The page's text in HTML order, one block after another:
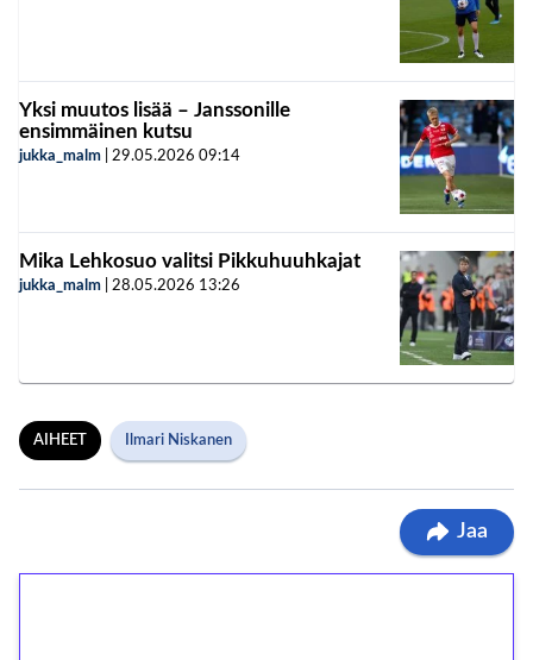
Yksi muutos lisää – Janssonille
ensimmäinen kutsu
jukka_malm 29.05.2026 09:14
Mika Lehkosuo valitsi Pikkuhuuhkajat
jukka_malm 28.05.2026 13:26
AIHEET Ilmari Niskanen
Jaa